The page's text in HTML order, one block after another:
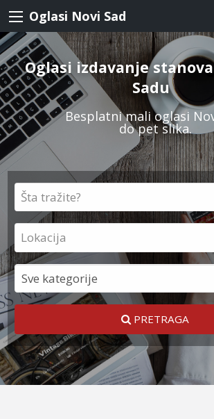
Oglasi Novi Sad
Oglasi izdavanje
Sadu|
Besplatni mali oglasi
do pet slika.
PRETRAGA